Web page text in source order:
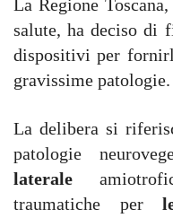
La Regione
salute, ha deciso di
dispositivi per
gravissime patologie.
La delibera si
patologie
laterale
traumatiche per